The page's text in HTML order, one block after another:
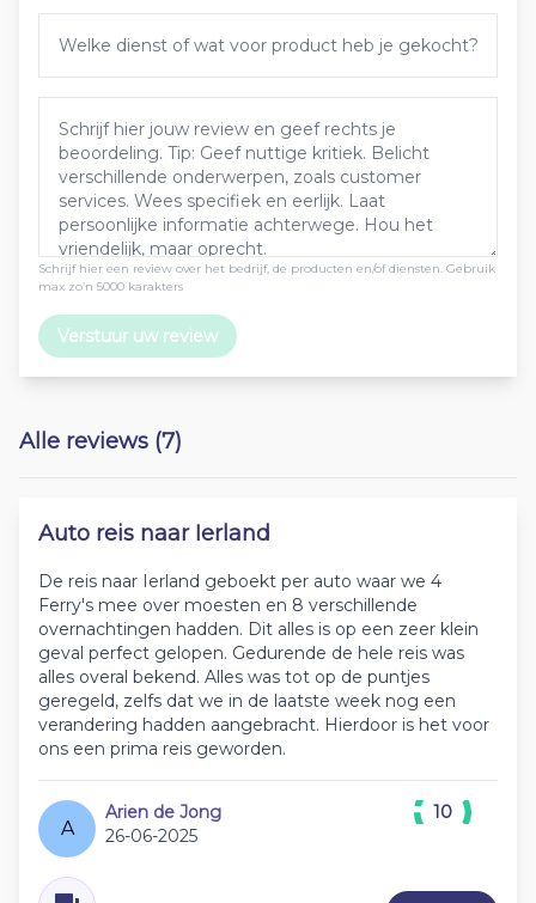
Schrijf hier een review over het bedrijf, de producten en/of diensten. Gebruik
max zo’n 5000 karakters
Verstuur uw review
Alle reviews (7)
Auto reis naar Ierland
De reis naar Ierland geboekt per auto waar we 4
Ferry's mee over moesten en 8 verschillende
overnachtingen hadden. Dit alles is op een zeer klein
geval perfect gelopen. Gedurende de hele reis was
alles overal bekend. Alles was tot op de puntjes
geregeld, zelfs dat we in de laatste week nog een
verandering hadden aangebracht. Hierdoor is het voor
ons een prima reis geworden.
A
Arien de Jong
26-06-2025
10